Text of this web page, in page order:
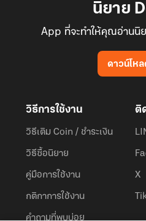
นิยาย
App ที่จะทำให้คุณอ่านนิ
ดาวน์โห
วิธีการใช้งาน
วิธีเติม Coin / ชำระเงิน
วิธีซื้อนิยาย
คู่มือการใช้งาน
กติกาการใช้งาน
คำถามที่พบบ่อย
ติ
X